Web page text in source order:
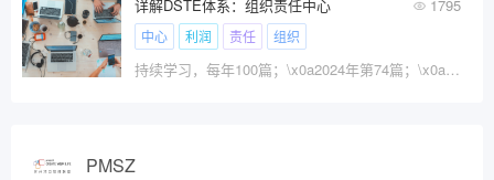
详解DSTE体系：组织责任中心 1795
中心 利润 责任 组织
持续学习，每年100篇；\x0a2024年第74篇；\x0a历史累计145篇；
PMSZ